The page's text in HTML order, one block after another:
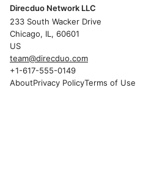
Direcduo Network LLC
233 South Wacker Drive
Chicago, IL, 60601
US
team@direcduo.com
+1-617-555-0149
AboutPrivacy PolicyTerms of Use